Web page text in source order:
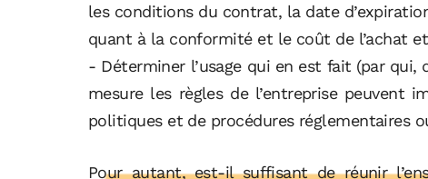
les conditions du contrat, la date
quant à la conformité et le coût de l’achat
- Déterminer l’usage qui en est fait (par
mesure les règles de l’entreprise peuvent
politiques et de procédures réglementaires
Pour autant, est-il suffisant de réunir